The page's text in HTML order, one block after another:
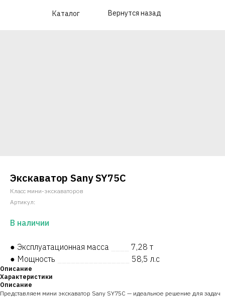
Каталог Вернутся назад
Экскаватор Sany SY75C
Класс мини-экскаваторов
Артикул:
В наличии
● Эксплуатационная масса
7,28 т
● Мощность
58,5 л.с
Описание
Характеристики
Описание
Представляем мини экскаватор Sany SY75C — идеальное решение для задач